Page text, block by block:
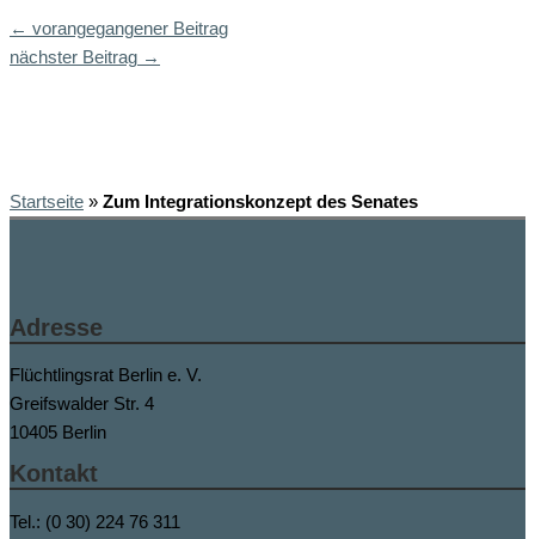
← vorangegangener Beitrag
nächster Beitrag →
Startseite » Zum Integrationskonzept des Senates
Adresse
Flüchtlingsrat Berlin e. V.
Greifswalder Str. 4
10405 Berlin
Kontakt
Tel.: (0 30) 224 76 311